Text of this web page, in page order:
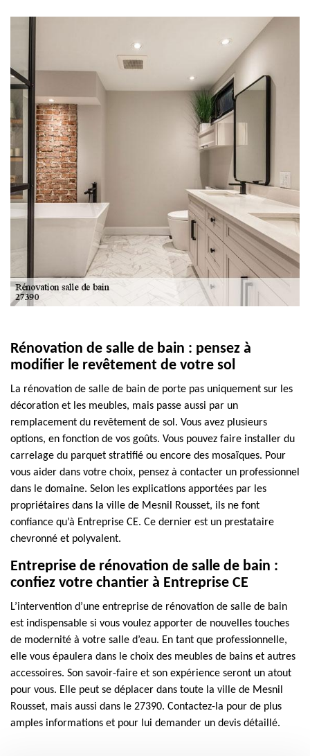
Rénovation de salle de bain : pensez à
modifier le revêtement de votre sol
La rénovation de salle de bain de porte pas uniquement sur les
décoration et les meubles, mais passe aussi par un
remplacement du revêtement de sol. Vous avez plusieurs
options, en fonction de vos goûts. Vous pouvez faire installer du
carrelage du parquet stratifié ou encore des mosaïques. Pour
vous aider dans votre choix, pensez à contacter un professionnel
dans le domaine. Selon les explications apportées par les
propriétaires dans la ville de Mesnil Rousset, ils ne font
confiance qu’à Entreprise CE. Ce dernier est un prestataire
chevronné et polyvalent.
Entreprise de rénovation de salle de bain :
confiez votre chantier à Entreprise CE
L’intervention d’une entreprise de rénovation de salle de bain
est indispensable si vous voulez apporter de nouvelles touches
de modernité à votre salle d’eau. En tant que professionnelle,
elle vous épaulera dans le choix des meubles de bains et autres
accessoires. Son savoir-faire et son expérience seront un atout
pour vous. Elle peut se déplacer dans toute la ville de Mesnil
Rousset, mais aussi dans le 27390. Contactez-la pour de plus
amples informations et pour lui demander un devis détaillé.